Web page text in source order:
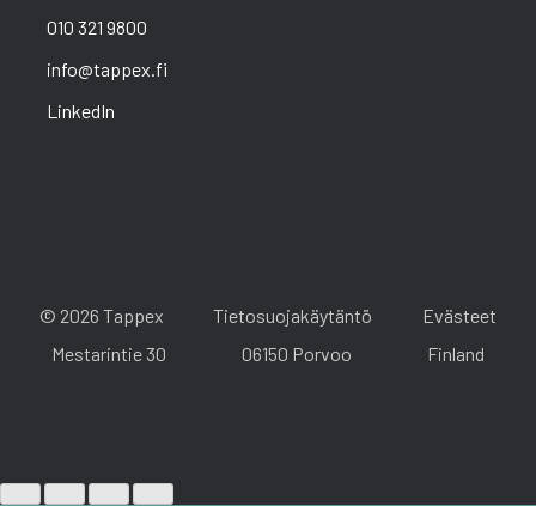
010 321 9800
info@tappex.fi
LinkedIn
© 2026 Tappex Tietosuojakäytäntö
Evästeet
Mestarintie 30
06150 Porvoo Finland